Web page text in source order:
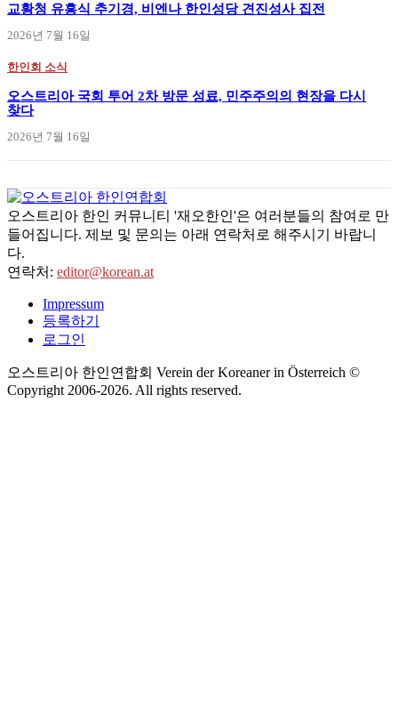
교황청 유흥식 추기경, 비엔나 한인성당 견진성사 집전
2026년 7월 16일
한인회 소식
오스트리아 국회 투어 2차 방문 성료, 민주주의의 현장을 다시
찾다
2026년 7월 16일
오스트리아 한인 커뮤니티 '재오한인'은 여러분들의 참여로 만
들어집니다. 제보 및 문의는 아래 연락처로 해주시기 바랍니
다.
연락처: editor@korean.at
Impressum
등록하기
로그인
오스트리아 한인연합회 Verein der Koreaner in Österreich ©
Copyright 2006-2026. All rights reserved.